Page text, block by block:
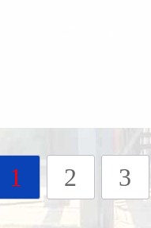
1 2 3